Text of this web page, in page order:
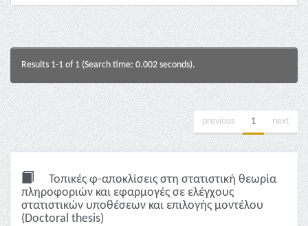
Results 1-1 of 1 (Search time: 0.002 seconds).
previous 1 next
Τοπικές φ-αποκλίσεις στη στατιστική θεωρία
πληροφοριών και εφαρμογές σε ελέγχους
στατιστικών υποθέσεων και επιλογής μοντέλου
(Doctoral thesis)